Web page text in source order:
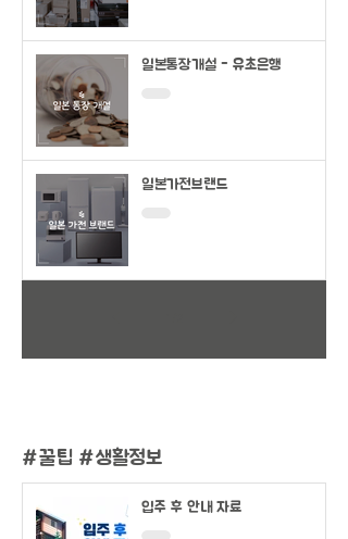
일본통장개설 - 유초은행
일본가전브랜드
#꿀팁 #생활정보
입주 후 안내 자료